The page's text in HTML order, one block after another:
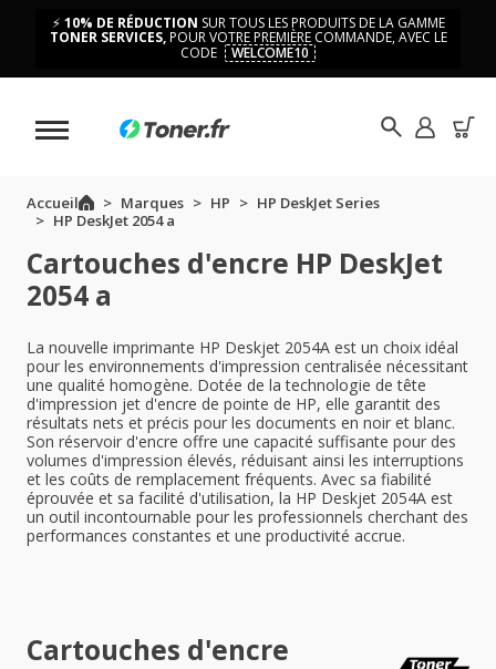
⚡ 10% DE RÉDUCTION SUR TOUS LES PRODUITS DE LA GAMME
TONER SERVICES,POUR VOTRE PREMIÈRE COMMANDE, AVEC LE
CODE
WELCOME10
Accueil Marques HP
HP DeskJet Series
HP DeskJet 2054 a
Cartouches d'encre HP DeskJet
2054 a
La nouvelle imprimante HP Deskjet 2054A est un choix idéal
pour les environnements d'impression centralisée nécessitant
une qualité homogène. Dotée de la technologie de tête
d'impression jet d'encre de pointe de HP, elle garantit des
résultats nets et précis pour les documents en noir et blanc.
Son réservoir d'encre offre une capacité suffisante pour des
volumes d'impression élevés, réduisant ainsi les interruptions
et les coûts de remplacement fréquents. Avec sa fiabilité
éprouvée et sa facilité d'utilisation, la HP Deskjet 2054A est
un outil incontournable pour les professionnels cherchant des
performances constantes et une productivité accrue.
Cartouches d'encre